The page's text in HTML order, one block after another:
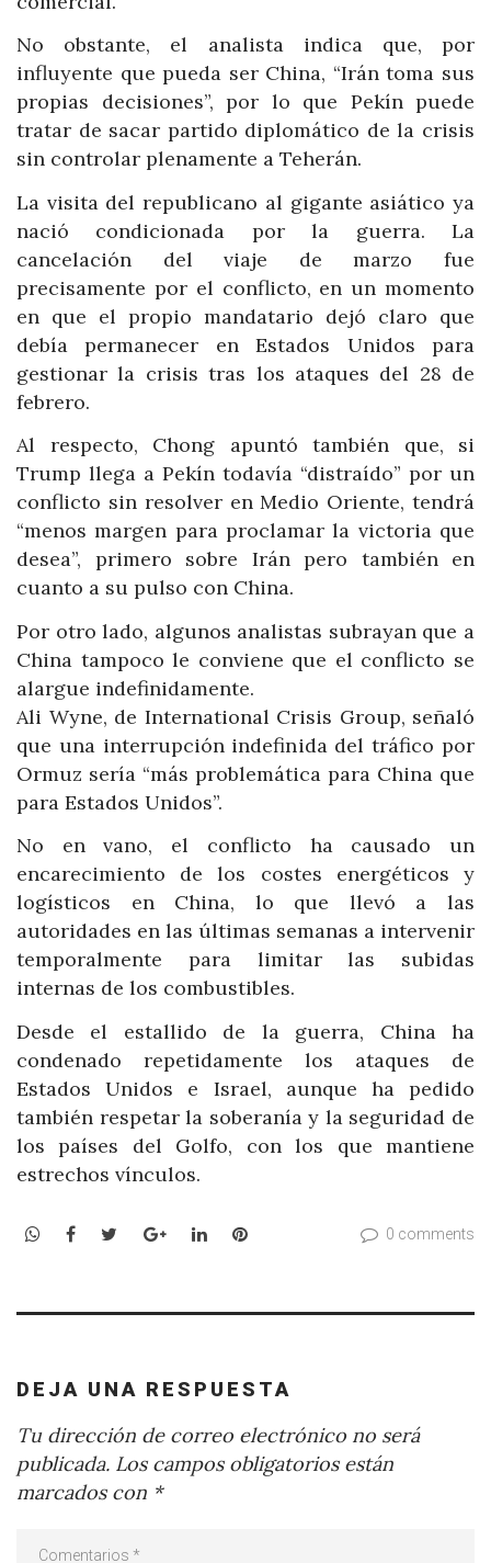
No obstante, el analista indica que, por
influyente que pueda ser China, “Irán toma sus
propias decisiones”, por lo que Pekín puede
tratar de sacar partido diplomático de la crisis
sin controlar plenamente a Teherán.
La visita del republicano al gigante asiático ya
nació condicionada por la guerra. La
cancelación del viaje de marzo fue
precisamente por el conflicto, en un momento
en que el propio mandatario dejó claro que
debía permanecer en Estados Unidos para
gestionar la crisis tras los ataques del 28 de
febrero.
Al respecto, Chong apuntó también que, si
Trump llega a Pekín todavía “distraído” por un
conflicto sin resolver en Medio Oriente, tendrá
“menos margen para proclamar la victoria que
desea”, primero sobre Irán pero también en
cuanto a su pulso con China.
Por otro lado, algunos analistas subrayan que a
China tampoco le conviene que el conflicto se
alargue indefinidamente.
Ali Wyne, de International Crisis Group, señaló
que una interrupción indefinida del tráfico por
Ormuz sería “más problemática para China que
para Estados Unidos”.
No en vano, el conflicto ha causado un
encarecimiento de los costes energéticos y
logísticos en China, lo que llevó a las
autoridades en las últimas semanas a intervenir
temporalmente para limitar las subidas
internas de los combustibles.
Desde el estallido de la guerra, China ha
condenado repetidamente los ataques de
Estados Unidos e Israel, aunque ha pedido
también respetar la soberanía y la seguridad de
los países del Golfo, con los que mantiene
estrechos vínculos.
WhatsApp
Facebook
TwitterGoogle+LinkedInPinterest 0 comments
DEJA UNA RESPUESTA
Tu dirección de correo electrónico no será
publicada. Los campos obligatorios están
marcados con *